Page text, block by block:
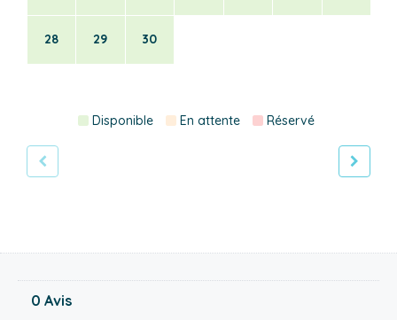
28 29 30
Disponible En attente Réservé
0 Avis